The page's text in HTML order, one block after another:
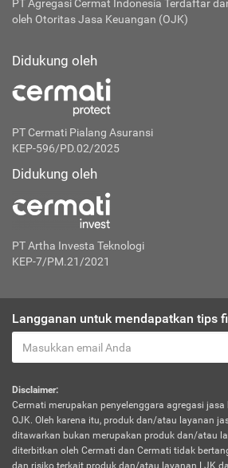
PT Agregasi Cermat Indonesia Terdaftar
oleh Otoritas Jasa Keuangan (OJK)
Didukung oleh
PT Cermati Pialang Asuransi
KEP-596/PD.02/2025
Didukung oleh
PT Artha Investa Teknologi
KEP-7/PM.21/2021
Langganan untuk mendapatkan tips
Disclaimer:
Cermati merupakan penyelenggara agregasi
OJK. Oleh karena itu, produk dan/atau layanan
ditawarkan bukan merupakan produk dan/atau
diterbitkan oleh Cermati dan Cermati tidak
dan risiko terkait produk dan/atau layanan LJK